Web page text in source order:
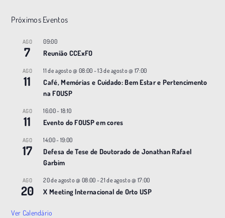
Próximos Eventos
AGO
7
09:00
Reunião CCExFO
AGO
11
11 de agosto @ 08:00 -13 de agosto @ 17:00
Café, Memórias e Cuidado: Bem Estar e Pertencimento
na FOUSP
AGO
11
16:00- 18:10
Evento do FOUSP em cores
AGO
17
14:00- 19:00
Defesa de Tese de Doutorado de Jonathan Rafael
Garbim
AGO
20
20 de agosto @ 08:00 -21 de agosto @ 17:00
X Meeting |nternacional de Orto USP
Ver Calendário